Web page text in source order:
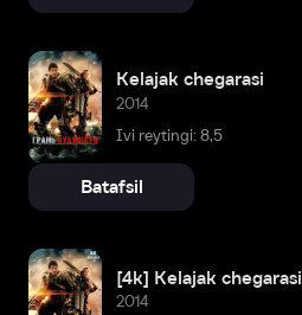
Kelajak chegarasi
2014
Ivi reytingi: 8,5
Batafsil
[4k] Kelajak chegarasi
2014